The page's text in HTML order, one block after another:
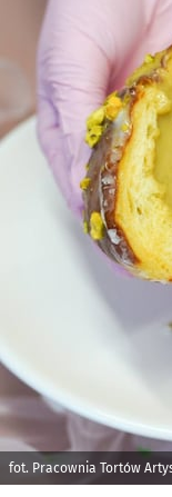
fot. Pracownia Tortów